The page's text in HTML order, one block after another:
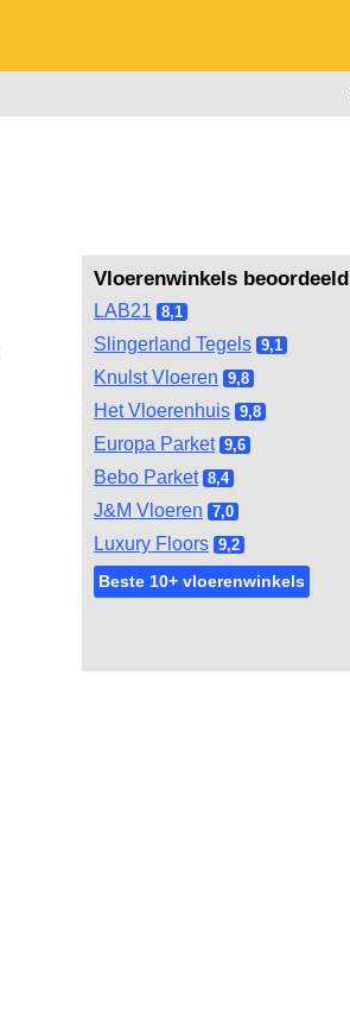
Vloerenwinkels beoordeeld
LAB21 8,1
Slingerland Tegels 9,1
Knulst Vloeren 9,8
Het Vloerenhuis 9,8
Europa Parket 9,6
Bebo Parket 8,4
J&M Vloeren 7,0
Luxury Floors 9,2
Beste 10+ vloerenwinkels